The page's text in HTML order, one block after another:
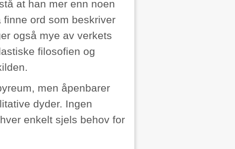
at han mer enn noen
ord som beskriver
også mye av verkets
filosofien og
men åpenbarer
dyder. Ingen
enkelt sjels behov for